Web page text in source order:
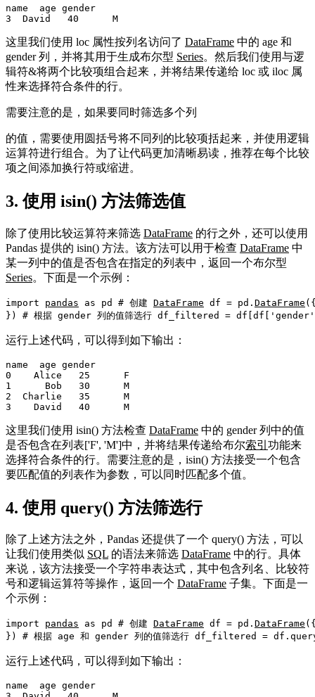
name  age gender
3  David   40      M
这里我们使用 loc 属性按列名访问了 DataFrame 中的 age 和
gender 列，并将其用于生成布尔型 Series。然后我们使用与逻
辑符&将两个比较项组合起来，并将结果传递给 loc 或 iloc 属
性来选择符合条件的行。
需要注意的是，如果要同时筛选多个列
的值，需要使用圆括号将不同列的比较项括起来，并使用逻辑
运算符进行组合。为了让代码更加清晰易读，推荐在每个比较
项之间添加换行符或缩进。
3. 使用 isin() 方法筛选值
除了使用比较运算符来筛选 DataFrame 的行之外，还可以使用
Pandas 提供的 isin() 方法。该方法可以用于检查 DataFrame 中
某一列中的值是否包含在指定的列表中，返回一个布尔型
Series。下面是一个示例：
import pandas as pd # 创建 DataFrame df = pd. DataFrame
}) # 根据 gender 列的值筛选行 df_filtered = df [df [ 'gender'
运行上述代码，可以得到如下输出：
name  age gender
0    Alice   25      F
1      Bob   30      M
2  Charlie   35      M
3    David   40      M
这里我们使用 isin() 方法检查 DataFrame 中的 gender 列中的值
是否包含在列表['F', 'M']中，并将结果传递给布尔索引 功能来
选择符合条件的行。需要注意的是，isin() 方法接受一个包含
要匹配值的列表作为参数，可以同时匹配多个值。
4. 使用 query() 方法筛选行
除了上述方法之外，Pandas 还提供了一个 query() 方法，可以
让我们使用类似 SQL 的语法来筛选 DataFrame 中的行。具体
来说，该方法接受一个字符串表达式，其中包含列名、比较符
号和逻辑运算符等操作，返回一个 DataFrame 子集。下面是一
个示例：
import pandas as pd # 创建 DataFrame df = pd. DataFrame
}) # 根据 age 和 gender 列的值筛选行 df_filtered =
运行上述代码，可以得到如下输出：
name  age gender